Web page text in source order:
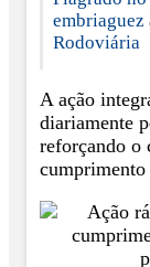
embriaguez
Rodoviária
A ação
diariamente
reforçando o
cumprimento